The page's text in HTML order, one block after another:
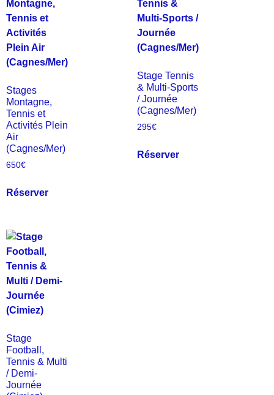
Stages
Montagne,
Tennis et
Activités Plein
Air
(Cagnes/Mer)
650€
Réserver
Stage Tennis
& Multi-Sports
/ Journée
(Cagnes/Mer)
295€
Réserver
Stage
Football,
Tennis & Multi
/ Demi-
Journée